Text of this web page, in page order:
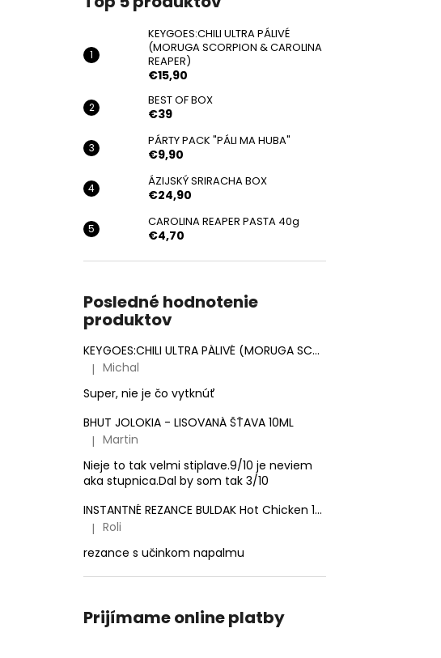
KEYGOES:CHILI ULTRA PÁLIVÉ
(MORUGA SCORPION & CAROLINA
REAPER)
€15,90
BEST OF BOX
€39
PÁRTY PACK "PÁLI MA HUBA"
€9,90
ÁZIJSKÝ SRIRACHA BOX
€24,90
CAROLINA REAPER PASTA 40g
€4,70
Posledné hodnotenie
produktov
KEYGOES:CHILI ULTRA PÁLIVÉ (MORUGA SCORPION & CAROLINA REAPER)
Hodnotenie produktu je 5 z 5 hviezdičiek.
| Michal
Super, nie je čo vytknúť
BHUT JOLOKIA - LISOVANÁ ŠŤAVA 10ML
Hodnotenie produktu je 3 z 5 hviezdičiek.
| Martin
Nieje to tak velmi stiplave.9/10 je neviem
aka stupnica.Dal by som tak 3/10
INSTANTNÉ REZANCE BULDAK Hot Chicken 140g
Hodnotenie produktu je 5 z 5 hviezdičiek.
| Roli
rezance s učinkom napalmu
Prijímame online platby